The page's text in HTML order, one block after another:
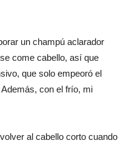
un champú aclarador
come cabello, así que
que solo empeoró el
con el frío, mi
al cabello corto cuando